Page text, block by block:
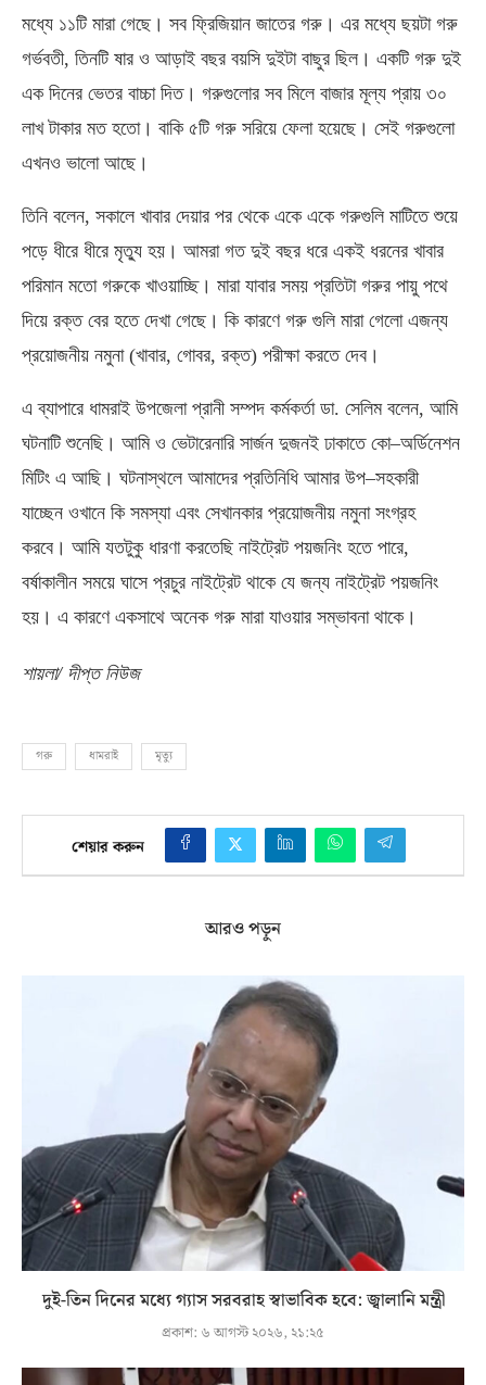
মধ্যে ১১টি মারা গেছে। সব ফ্রিজিয়ান জাতের গরু। এর মধ্যে ছয়টা গরু
গর্ভবতী, তিনটি ষার ও আড়াই বছর বয়সি দুইটা বাছুর ছিল। একটি গরু দুই
এক দিনের ভেতর বাচ্চা দিত। গরুগুলোর সব মিলে বাজার মূল্য প্রায় ৩০
লাখ টাকার মত হতো। বাকি ৫টি গরু সরিয়ে ফেলা হয়েছে। সেই গরুগুলো
এখনও ভালো আছে।
তিনি বলেন, সকালে খাবার দেয়ার পর থেকে একে একে গরুগুলি মাটিতে শুয়ে
পড়ে ধীরে ধীরে মৃত্যু হয়। আমরা গত দুই বছর ধরে একই ধরনের খাবার
পরিমান মতো গরুকে খাওয়াচ্ছি। মারা যাবার সময় প্রতিটা গরুর পায়ু পথে
দিয়ে রক্ত বের হতে দেখা গেছে। কি কারণে গরু গুলি মারা গেলো এজন্য
প্রয়োজনীয় নমুনা (খাবার, গোবর, রক্ত) পরীক্ষা করতে দেব।
এ ব্যাপারে ধামরাই উপজেলা প্রানী সম্পদ কর্মকর্তা ডা. সেলিম বলেন, আমি
ঘটনাটি শুনেছি। আমি ও ভেটারেনারি সার্জন দুজনই ঢাকাতে কো–অর্ডিনেশন
মিটিং এ আছি। ঘটনাস্থলে আমাদের প্রতিনিধি আমার উপ–সহকারী
যাচ্ছেন ওখানে কি সমস্যা এবং সেখানকার প্রয়োজনীয় নমুনা সংগ্রহ
করবে। আমি যতটুকু ধারণা করতেছি নাইট্রেট পয়জনিং হতে পারে,
বর্ষাকালীন সময়ে ঘাসে প্রচুর নাইট্রেট থাকে যে জন্য নাইট্রেট পয়জনিং
হয়। এ কারণে একসাথে অনেক গরু মারা যাওয়ার সম্ভাবনা থাকে।
শায়লা/ দীপ্ত নিউজ
গরু ধামরাই মৃত্যু
শেয়ার করুন
আরও পড়ুন
দুই-তিন দিনের মধ্যে গ্যাস সরবরাহ স্বাভাবিক হবে: জ্বালানি মন্ত্রী
প্রকাশ: ৬ আগস্ট ২০২৬, ২১:২৫